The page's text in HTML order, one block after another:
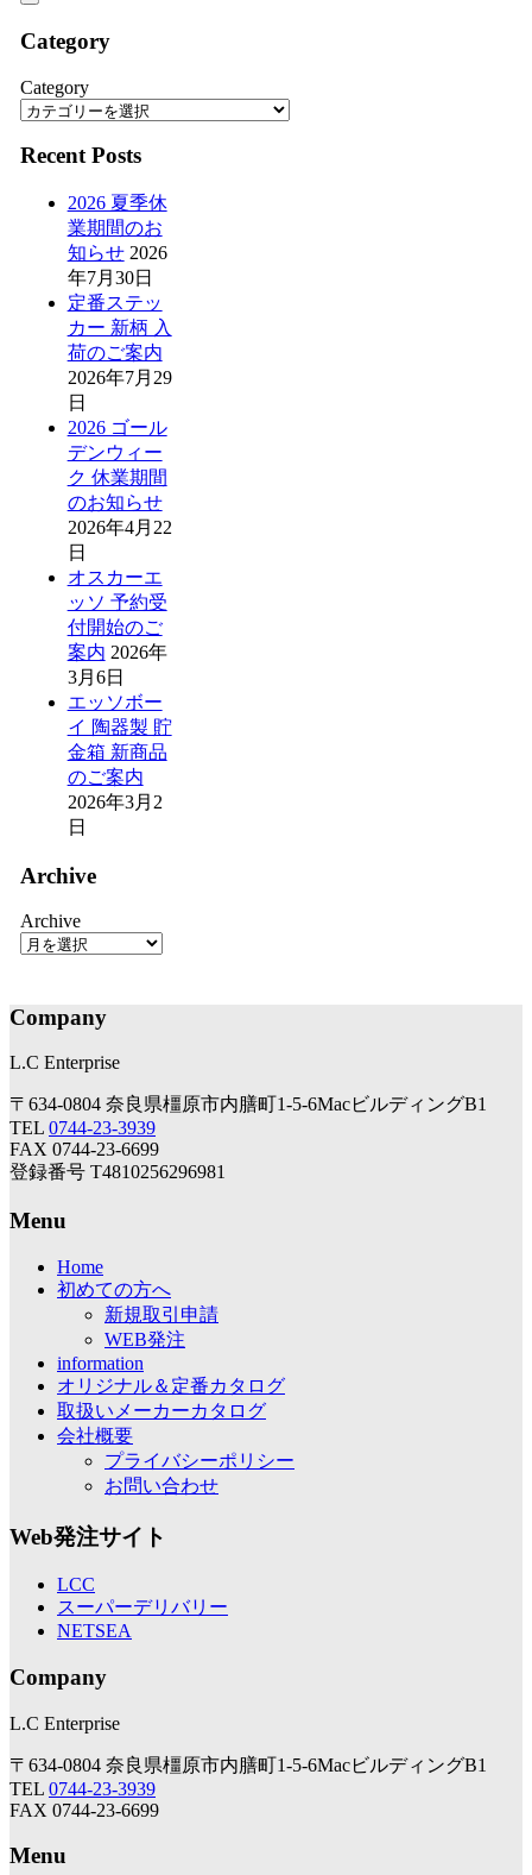
Category
Category
Recent Posts
2026 夏季休
業期間のお
知らせ 2026
年7月30日
定番ステッ
カー 新柄 入
荷のご案内
2026年7月29
日
2026 ゴール
デンウィー
ク 休業期間
のお知らせ
2026年4月22
日
オスカーエ
ッソ 予約受
付開始のご
案内 2026年
3月6日
エッソボー
イ 陶器製 貯
金箱 新商品
のご案内
2026年3月2
日
Archive
Archive
Company
L.C Enterprise
〒634-0804 奈良県橿原市内膳町1-5-6MacビルディングB1
TEL 0744-23-3939
FAX 0744-23-6699
登録番号 T4810256296981
Menu
Home
初めての方へ
新規取引申請
WEB発注
information
オリジナル＆定番カタログ
取扱いメーカーカタログ
会社概要
プライバシーポリシー
お問い合わせ
Web発注サイト
LCC
スーパーデリバリー
NETSEA
Company
L.C Enterprise
〒634-0804 奈良県橿原市内膳町1-5-6MacビルディングB1
TEL 0744-23-3939
FAX 0744-23-6699
Menu